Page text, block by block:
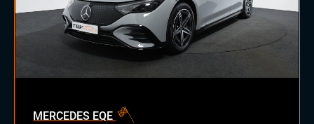
automatique
électrique
MERCEDES EQE